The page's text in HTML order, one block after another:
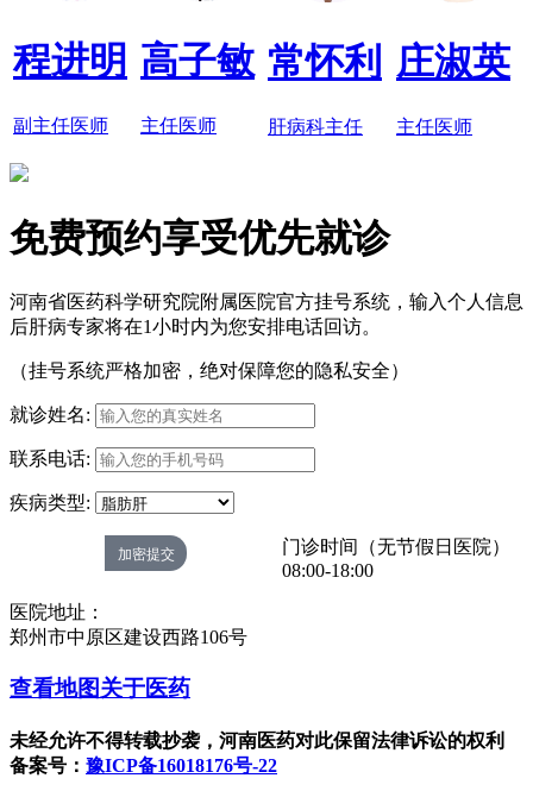
程进明
副主任医师
高子敏
主任医师
常怀利
肝病科主任
庄淑英
主任医师
免费预约享受优先就诊
河南省医药科学研究院附属医院官方挂号系统，输入个人信息
后肝病专家将在1小时内为您安排电话回访。
（挂号系统严格加密，绝对保障您的隐私安全）
就诊姓名:
联系电话:
疾病类型:
门诊时间（无节假日医院）
08:00-18:00
医院地址：
郑州市中原区建设西路106号
查看地图关于医药
未经允许不得转载抄袭，河南医药对此保留法律诉讼的权利
备案号： 豫ICP备16018176号-22